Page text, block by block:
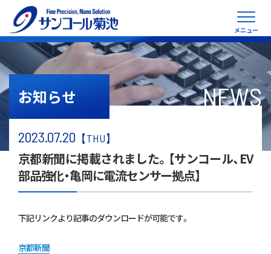
お知らせ NEWS
2023.07.20 【THU】
京都新聞に掲載されました。【サンコール、EV
部品強化・亀岡に電流センサー拠点】
下記リンクより記事のダウンロードが可能です。
京都新聞
メニュー